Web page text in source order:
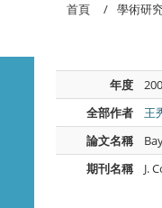
首頁 學術研
年度
全部作者
王
論文名稱
期刊名稱
J.